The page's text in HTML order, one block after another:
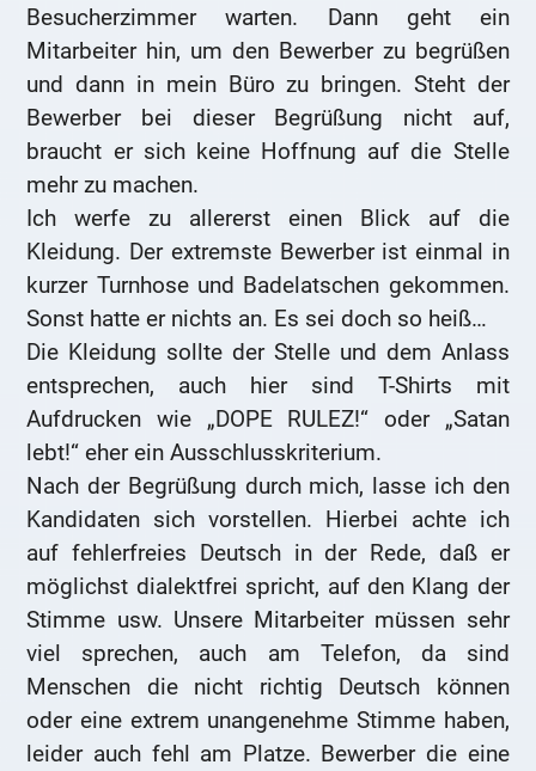
Besucherzimmer warten. Dann geht ein
Mitarbeiter hin, um den Bewerber zu begrüßen
und dann in mein Büro zu bringen. Steht der
Bewerber bei dieser Begrüßung nicht auf,
braucht er sich keine Hoffnung auf die Stelle
mehr zu machen.
Ich werfe zu allererst einen Blick auf die
Kleidung. Der extremste Bewerber ist einmal in
kurzer Turnhose und Badelatschen gekommen.
Sonst hatte er nichts an. Es sei doch so heiß…
Die Kleidung sollte der Stelle und dem Anlass
entsprechen, auch hier sind T-Shirts mit
Aufdrucken wie „DOPE RULEZ!“ oder „Satan
lebt!“ eher ein Ausschlusskriterium.
Nach der Begrüßung durch mich, lasse ich den
Kandidaten sich vorstellen. Hierbei achte ich
auf fehlerfreies Deutsch in der Rede, daß er
möglichst dialektfrei spricht, auf den Klang der
Stimme usw. Unsere Mitarbeiter müssen sehr
viel sprechen, auch am Telefon, da sind
Menschen die nicht richtig Deutsch können
oder eine extrem unangenehme Stimme haben,
leider auch fehl am Platze. Bewerber die eine